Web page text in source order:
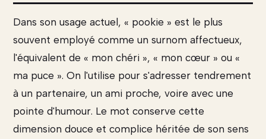
Dans son usage actuel, « pookie » est le plus
souvent employé comme un surnom affectueux,
l'équivalent de « mon chéri », « mon cœur » ou «
ma puce ». On l'utilise pour s'adresser tendrement
à un partenaire, un ami proche, voire avec une
pointe d'humour. Le mot conserve cette
dimension douce et complice héritée de son sens